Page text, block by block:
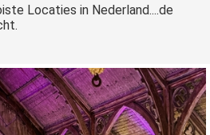
Locaties in Nederland....de